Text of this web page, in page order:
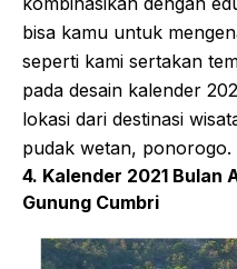
bisa kamu untuk
seperti kami sertakan
pada desain kalender
lokasi dari destinasi
pudak wetan, ponorogo.
4. Kalender 2021 Bulan
Gunung Cumbri